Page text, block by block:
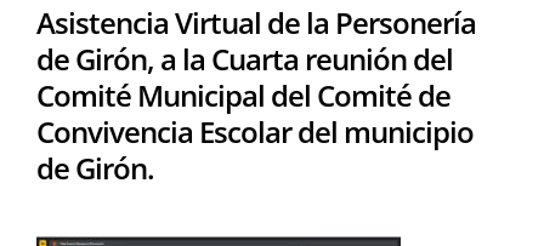
Asistencia Virtual de la Personería
de Girón, a la Cuarta reunión del
Comité Municipal del Comité de
Convivencia Escolar del municipio
de Girón.